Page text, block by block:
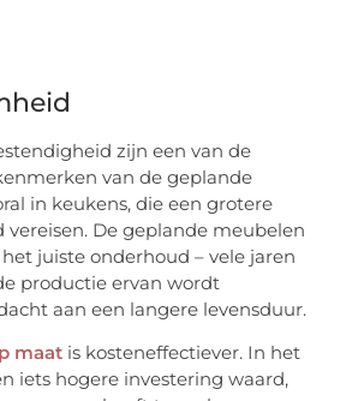
zijn een van de
van de geplande
in keukens, die een grotere
De geplande meubelen
juiste onderhoud – vele jaren
productie ervan wordt
aan een langere levensduur.
maat is kosteneffectiever. In het
iets hogere investering waard,